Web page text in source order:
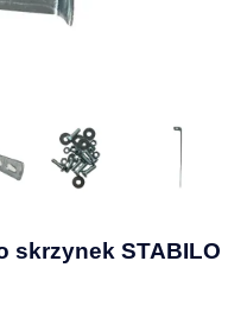
skrzynek STABILO